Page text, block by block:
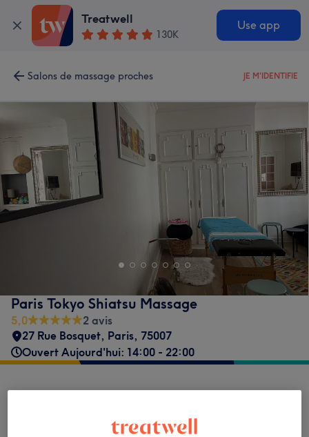
Treatwell
130K
Use app
Salons de massage proches JE M'IDENTIFIE
Paris Tokyo Shiatsu Massage
5,0
2 avis
27 Rue Bosquet, Paris, 75007
Ouvert Aujourd'hui: 14:00 - 22:00